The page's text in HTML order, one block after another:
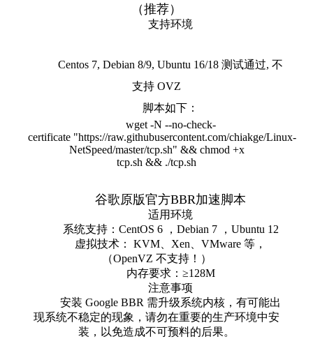
（推荐）
支持环境
Centos 7, Debian 8/9, Ubuntu 16/18 测试通过, 不
支持 OVZ
脚本如下：
wget -N --no-check-
certificate "https://raw.githubusercontent.com/chiakge/Linux-
NetSpeed/master/tcp.sh" &&chmod +x
tcp.sh && ./tcp.sh
谷歌原版官方BBR加速脚本
适用环境
系统支持：CentOS 6 ，Debian 7 ，Ubuntu 12
虚拟技术： KVM、Xen、VMware 等，
（OpenVZ 不支持！）
内存要求：≥128M
注意事项
安装 Google BBR 需升级系统内核，有可能出
现系统不稳定的现象，请勿在重要的生产环境中安
装，以免造成不可预料的后果。